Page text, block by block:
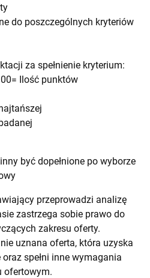
do poszczególnych kryteriów
za spełnienie kryterium:
Ilość punktów
być dopełnione po wyborze
przeprowadzi analizę
zastrzega sobie prawo do
zakresu oferty.
uznana oferta, która uzyska
spełni inne wymagania
ofertowym.